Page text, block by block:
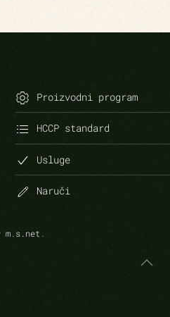
Proizvodni program
HCCP standard
Usluge
Naruči
m.s.net